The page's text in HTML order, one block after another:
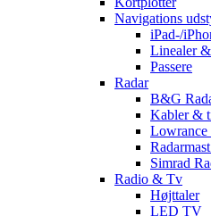
Navigations
iPad-/
Linealer
Passere
Radar
B&G
Kabler &
Lowrance
Simrad
Radio & Tv
Højttaler
LED TV